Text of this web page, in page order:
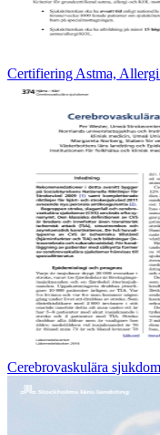
Certifiering Astma,
Cerebrovaskulära